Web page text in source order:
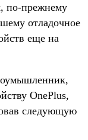
по-прежнему
отладочное
еще на
OnePlus,
следующую